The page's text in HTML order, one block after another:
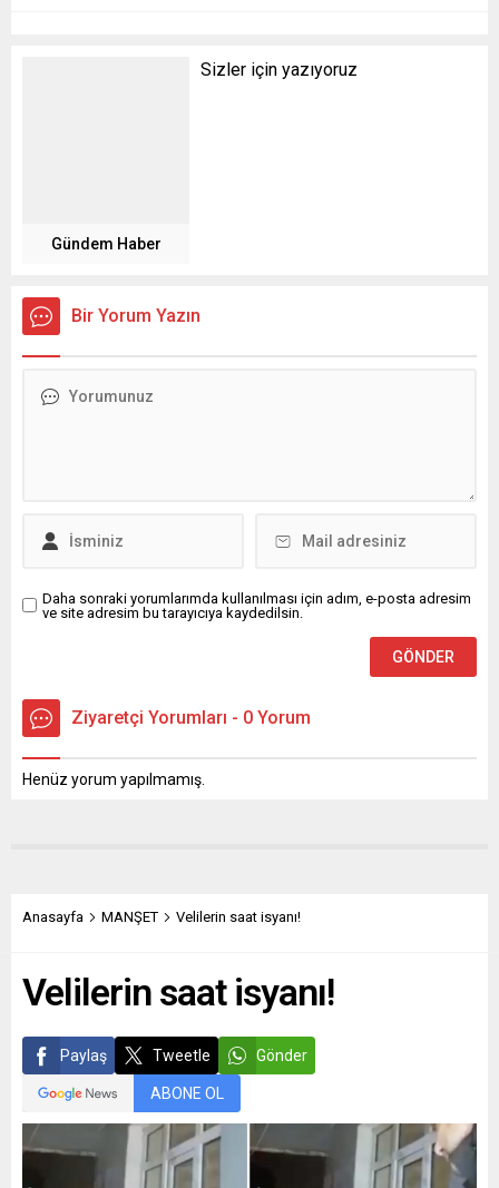
Gündem Haber
Sizler için yazıyoruz
Bir Yorum Yazın
Daha sonraki yorumlarımda kullanılması için adım, e-posta adresim
ve site adresim bu tarayıcıya kaydedilsin.
Ziyaretçi Yorumları - 0 Yorum
Henüz yorum yapılmamış.
Anasayfa MANŞET Velilerin saat isyanı!
Velilerin saat isyanı!
Paylaş Tweetle Gönder
ABONE OL